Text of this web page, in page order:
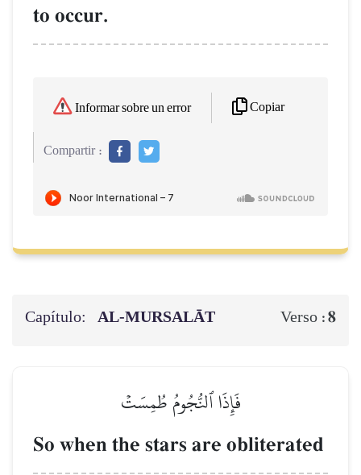
to occur.
Informar sobre un error Copiar
Compartir :
Capítulo: AL‑MURSALĀT Verso :8
فَإِذَا ٱلنُّجُومُ طُمِسَتۡ
So when the stars are obliterated